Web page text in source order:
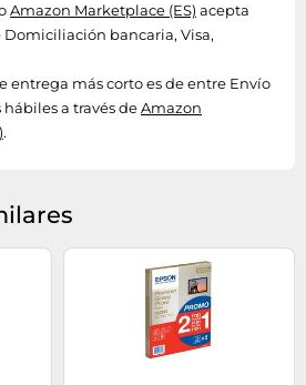
Amazon Marketplace (ES) acepta
bancaria, Visa,
entrega más corto es de entre Envío
hábiles a través deAmazon
.